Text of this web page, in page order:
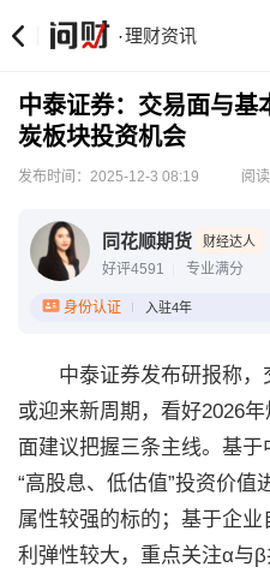
·理财资讯
中泰证券：交易面与基
炭板块投资机会
发布时间：2025-12-3 08:19 阅
同花顺期货 财经达人
好评4591 专业满分
身份认证 入驻4年
中泰证券发布研报称，
或迎来新周期，看好2026
面建议把握三条主线。基
“高股息、低估值”投资价值
属性较强的标的；基于企
利弹性较大，重点关注α与